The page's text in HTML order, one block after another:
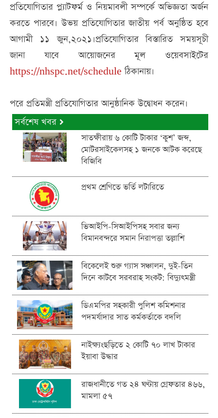
প্রতিযোগিতার প্ল্যাটফর্ম ও নিয়মাবলী সম্পর্কে অভিজ্ঞতা অর্জন
করতে পারবে। উভয় প্রতিযোগিতার জাতীয় পর্ব অনুষ্ঠিত হবে
আগামী ১১ জুন,২০২১।প্রতিযোগিতার বিস্তারিত সময়সূচী
জানা যাবে আয়োজনের মূল ওয়েবসাইটের
https://nhspc.net/schedule ঠিকানায়।
পরে প্রতিমন্ত্রী প্রতিযোগিতার আনুষ্ঠানিক উদ্বোধন করেন।
সর্বশেষ খবর
সাতক্ষীরায় ৬ কোটি টাকার ‘কুশ’ জব্দ,
মোটরসাইকেলসহ ১ জনকে আটক করেছে
বিজিবি
প্রথম শ্রেণিতে ভর্তি লটারিতে
ভিআইপি-সিআইপিসহ সবার জন্য
বিমানবন্দরে সমান নিরাপত্তা তল্লাশি
বিকেলেই শুরু গ্যাস সঞ্চালন, দুই-তিন
দিনে কাটবে সরবরাহ সংকট: বিদ্যুৎমন্ত্রী
ডিএমপির সহকারী পুলিশ কমিশনার
পদমর্যাদার সাত কর্মকর্তাকে বদলি
নাইক্ষ্যংছড়িতে ২ কোটি ৭০ লাখ টাকার
ইয়াবা উদ্ধার
রাজধানীতে গত ২৪ ঘণ্টায় গ্রেফতার ৪৬৬,
মামলা ৫৭